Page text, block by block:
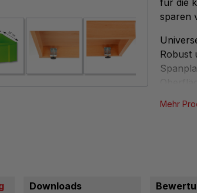
sparen
Robust
Mehr
Downloads